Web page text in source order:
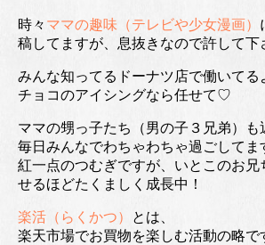
時々 ママの趣味（テレビや少女漫画）
稿してますが、息抜きなので許して下
みんな知ってるドーナツ店で働いて
チョコのアイシングなら任せて♡
ママの甥っ子たち（男の子３兄弟）も
毎日みんなでわちゃわちゃ過ごしてま
紅一点のつむぎですが、いとこのお兄
せるほどたくましく成長中！
楽活（らくかつ）
とは、
楽天市場でお買物を楽しむ活動の略で